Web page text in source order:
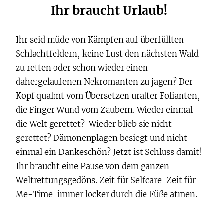
Ihr braucht Urlaub!
Ihr seid müde von Kämpfen auf überfüllten
Schlachtfeldern, keine Lust den nächsten Wald
zu retten oder schon wieder einen
dahergelaufenen Nekromanten zu jagen? Der
Kopf qualmt vom Übersetzen uralter Folianten,
die Finger Wund vom Zaubern. Wieder einmal
die Welt gerettet? Wieder blieb sie nicht
gerettet? Dämonenplagen besiegt und nicht
einmal ein Dankeschön? Jetzt ist Schluss damit!
Ihr braucht eine Pause von dem ganzen
Weltrettungsgedöns. Zeit für Selfcare, Zeit für
Me-Time, immer locker durch die Füße atmen.